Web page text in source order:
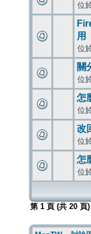
位
用
位
關
位
怎
位
改
位
怎
位
第 1 頁 (共 20 頁)